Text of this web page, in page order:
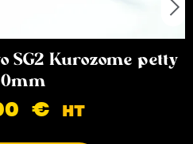
SG2 Kurozome petty
€ HT